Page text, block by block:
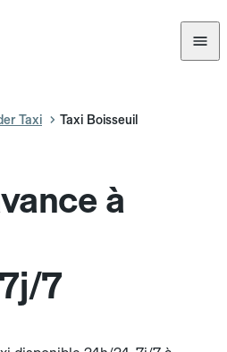
Taxi Taxi Boisseuil
à
7